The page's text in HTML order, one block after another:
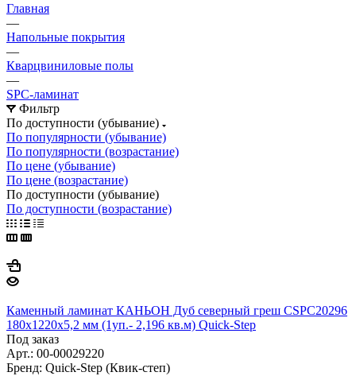
Главная
—
Напольные покрытия
—
Кварцвиниловые полы
—
SPC-ламинат
Фильтр
По доступности (убывание)
По популярности (убывание)
По популярности (возрастание)
По цене (убывание)
По цене (возрастание)
По доступности (убывание)
По доступности (возрастание)
Каменный ламинат КАНЬОН Дуб северный греш CSPC20296
180х1220х5,2 мм (1уп.- 2,196 кв.м) Quick-Step
Под заказ
Арт.: 00-00029220
Бренд: Quick-Step (Квик-степ)